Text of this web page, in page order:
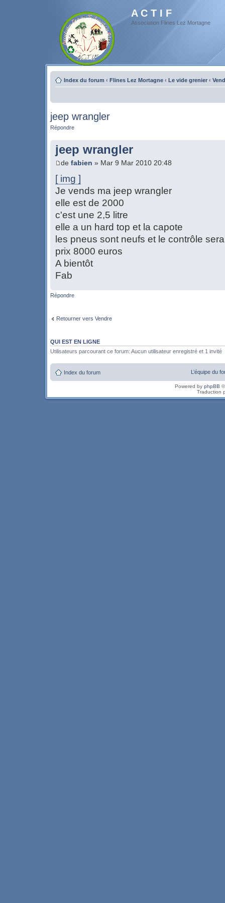
A C T I F
Association Flines Lez Mortagne
Index du forum ‹ Flines Lez Mortagne ‹ Le vide grenier ‹
jeep wrangler
Répondre
jeep wrangler
de fabien » Mar 9 Mar 2010 20:48
[ img ]
Je vends ma jeep wrangler
elle est de 2000
c'est une 2,5 litre
elle a un hard top et la capote
les pneus sont neufs et le contrôle
prix 8000 euros
A bientôt
Fab
Répondre
Retourner vers Vendre
QUI EST EN LIGNE
Utilisateurs parcourant ce forum: Aucun utilisateur enregistré et 1 invité
Index du forum L’équipe du
Powered by phpBB
Traduction